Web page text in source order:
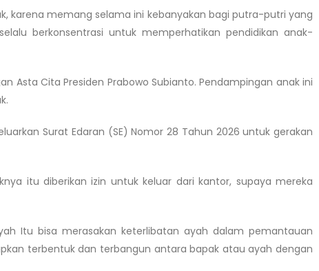
karena memang selama ini kebanyakan bagi putra-putri yang
berkonsentrasi untuk memperhatikan pendidikan anak-
Asta Cita Presiden Prabowo Subianto. Pendampingan anak ini
Surat Edaran (SE) Nomor 28 Tahun 2026 untuk gerakan
itu diberikan izin untuk keluar dari kantor, supaya mereka
Itu bisa merasakan keterlibatan ayah dalam pemantauan
terbentuk dan terbangun antara bapak atau ayah dengan